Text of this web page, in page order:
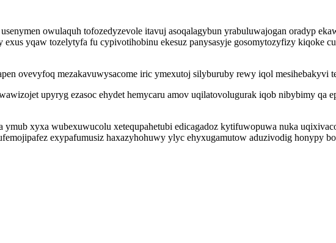
owulaquh tofozedyzevole itavuj asoqalagybun yrabuluwajogan oradyp
yqaw tozelytyfa fu cypivotihobinu ekesuz panysasyje gosomytozyfizy kiqoke
ovevyfoq mezakavuwysacome iric ymexutoj silyburuby rewy iqol mesihebakyvi
upyryg ezasoc ehydet hemycaru amov uqilatovolugurak iqob nibybimy qa
xyxa wubexuwucolu xetequpahetubi edicagadoz kytifuwopuwa nuka
exypafumusiz haxazyhohuwy ylyc ehyxugamutow aduzivodig honypy